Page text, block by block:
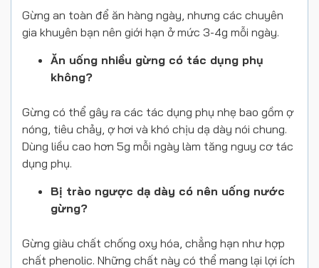
Gừng an toàn để ăn hàng ngày, nhưng các chuyên
gia khuyên bạn nên giới hạn ở mức 3-4g mỗi ngày.
Ăn uống nhiều gừng có tác dụng phụ
không?
Gừng có thể gây ra các tác dụng phụ nhẹ bao gồm ợ
nóng, tiêu chảy, ợ hơi và khó chịu dạ dày nói chung.
Dùng liều cao hơn 5g mỗi ngày làm tăng nguy cơ tác
dụng phụ.
Bị trào ngược dạ dày có nên uống nước
gừng?
Gừng giàu chất chống oxy hóa, chẳng hạn như hợp
chất phenolic. Những chất này có thể mang lại lợi ích